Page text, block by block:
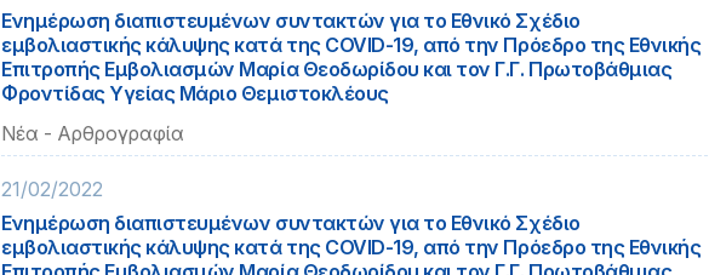
Ενημέρωση διαπιστευμένων συντακτών για το Εθνικό Σχέδιο
εμβολιαστικής κάλυψης κατά της COVID-19, από την Πρόεδρο της Εθνικής
Επιτροπής Εμβολιασμών Μαρία Θεοδωρίδου και τον Γ.Γ. Πρωτοβάθμιας
Φροντίδας Υγείας Μάριο Θεμιστοκλέους
Νέα - Αρθρογραφία
21/02/2022
Ενημέρωση διαπιστευμένων συντακτών για το Εθνικό Σχέδιο
εμβολιαστικής κάλυψης κατά της COVID-19, από την Πρόεδρο της Εθνικής